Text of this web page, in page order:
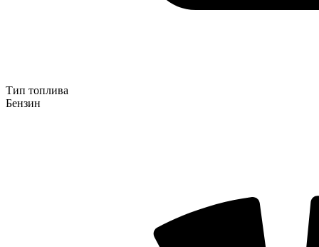
Тип топлива
Бензин